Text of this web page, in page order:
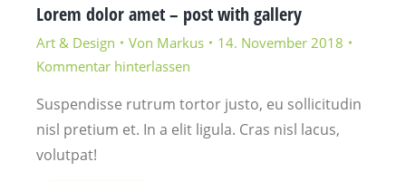
Lorem dolor amet – post with gallery
Art & Design Von Markus
14. November 2018
Kommentar hinterlassen
Suspendisse rutrum tortor justo, eu sollicitudin
nisl pretium et. In a elit ligula. Cras nisl lacus,
volutpat!